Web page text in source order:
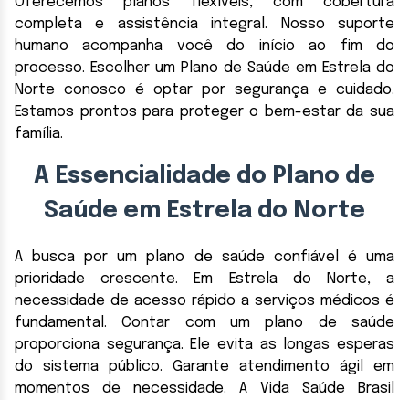
completa e assistência integral. Nosso suporte
humano acompanha você do início ao fim do
processo. Escolher um Plano de Saúde em Estrela do
Norte conosco é optar por segurança e cuidado.
Estamos prontos para proteger o bem-estar da sua
família.
A Essencialidade do Plano de
Saúde em Estrela do Norte
A busca por um plano de saúde confiável é uma
prioridade crescente. Em Estrela do Norte, a
necessidade de acesso rápido a serviços médicos é
fundamental. Contar com um plano de saúde
proporciona segurança. Ele evita as longas esperas
do sistema público. Garante atendimento ágil em
momentos de necessidade. A Vida Saúde Brasil